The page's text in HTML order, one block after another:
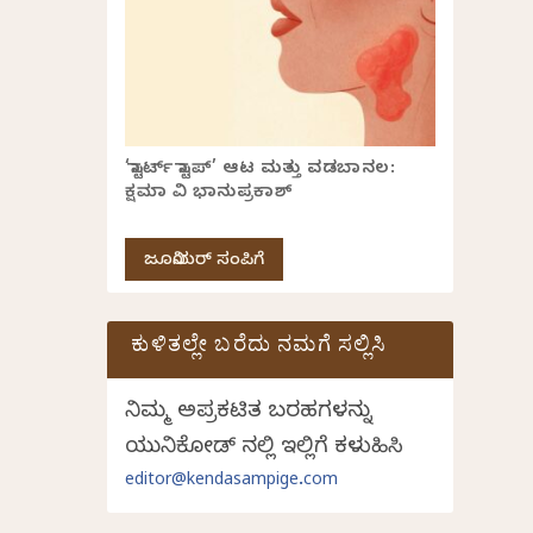
‘ಸ್ಟಾರ್ಟ್ ಸ್ಟಾಪ್’ ಆಟ ಮತ್ತು ವಡಬಾನಲ:
ಕ್ಷಮಾ ವಿ ಭಾನುಪ್ರಕಾಶ್
ಜೂನಿಯರ್ ಸಂಪಿಗೆ
ಕುಳಿತಲ್ಲೇ ಬರೆದು ನಮಗೆ ಸಲ್ಲಿಸಿ
ನಿಮ್ಮ ಅಪ್ರಕಟಿತ ಬರಹಗಳನ್ನು
ಯುನಿಕೋಡ್ ನಲ್ಲಿ ಇಲ್ಲಿಗೆ ಕಳುಹಿಸಿ
editor@kendasampige.com